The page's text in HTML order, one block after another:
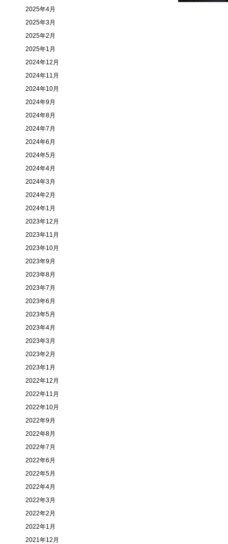
2025年4月
2025年3月
2025年2月
2025年1月
2024年12月
2024年11月
2024年10月
2024年9月
2024年8月
2024年7月
2024年6月
2024年5月
2024年4月
2024年3月
2024年2月
2024年1月
2023年12月
2023年11月
2023年10月
2023年9月
2023年8月
2023年7月
2023年6月
2023年5月
2023年4月
2023年3月
2023年2月
2023年1月
2022年12月
2022年11月
2022年10月
2022年9月
2022年8月
2022年7月
2022年6月
2022年5月
2022年4月
2022年3月
2022年2月
2022年1月
2021年12月